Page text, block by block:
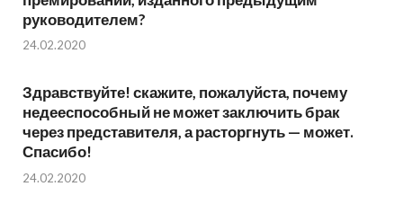
руководителем?
24.02.2020
Здравствуйте! скажите, пожалуйста, почему
недееспособный не может заключить брак
через представителя, а расторгнуть — может.
Спасибо!
24.02.2020